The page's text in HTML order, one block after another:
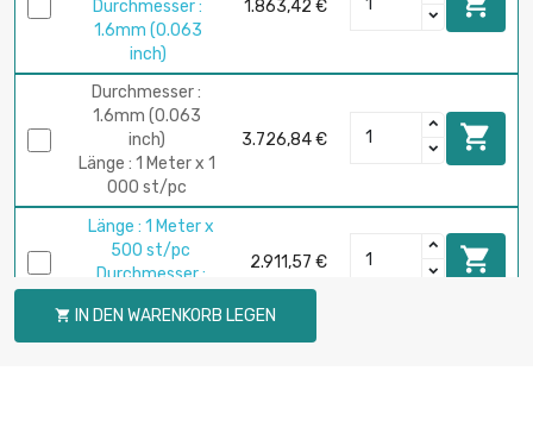
Durchmesser :
1.6mm (0.063
inch)
1.863,42 €
Durchmesser :
1.6mm (0.063
inch)
Länge : 1 Meter x 1
000 st/pc
3.726,84 € 
Länge : 1 Meter x
500 st/pc
Durchmesser :
2.911,57 € 
 IN DEN WARENKORB LEGEN